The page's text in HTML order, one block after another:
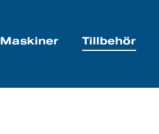
Maskiner Tillbehör